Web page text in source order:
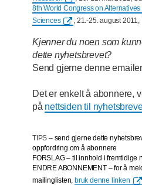
8th World Congress on
Sciences
, 21.-25. august 2011,
Kjenner du noen som
dette nyhetsbrevet?
Send gjerne denne
Det er enkelt å abonnere,
på nettsiden til
TIPS – send gjerne dette
oppfordring om å abonnere
FORSLAG– til innhold i fremtidige
ENDRE ABONNEMENT – for å
mailinglisten, bruk denne linken